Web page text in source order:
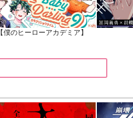
【僕のヒーローアカデミア】